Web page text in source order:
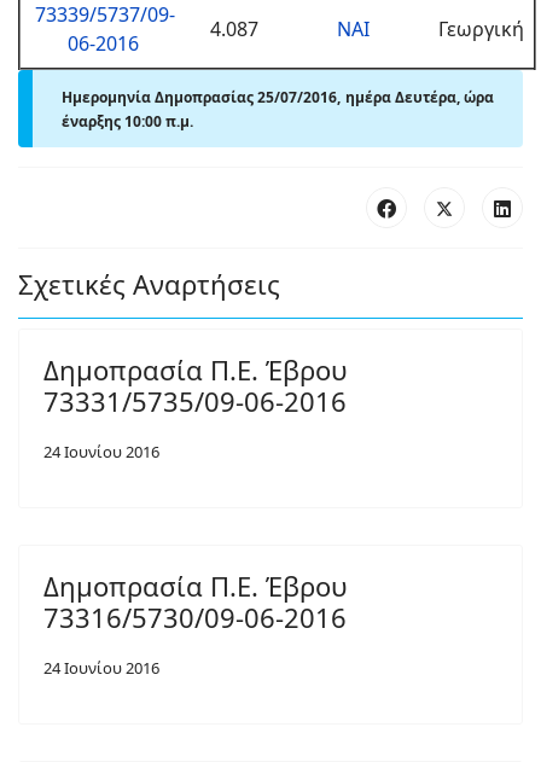
73339/5737/09-
06-2016
4.087 ΝΑΙ Γεωργική
Ημερομηνία Δημοπρασίας 25/07/2016, ημέρα Δευτέρα, ώρα
έναρξης 10:00 π.μ.
Σχετικές Αναρτήσεις
Δημοπρασία Π.Ε. Έβρου
73331/5735/09-06-2016
24 Ιουνίου 2016
Δημοπρασία Π.Ε. Έβρου
73316/5730/09-06-2016
24 Ιουνίου 2016